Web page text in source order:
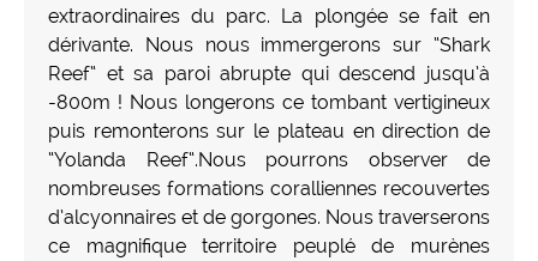
extraordinaires du parc. La plongée se fait en
dérivante. Nous nous immergerons sur “Shark
Reef“ et sa paroi abrupte qui descend jusqu’à
-800m ! Nous longerons ce tombant vertigineux
puis remonterons sur le plateau en direction de
“Yolanda Reef“.Nous pourrons observer de
nombreuses formations coralliennes recouvertes
d’alcyonnaires et de gorgones. Nous traverserons
ce magnifique territoire peuplé de murènes